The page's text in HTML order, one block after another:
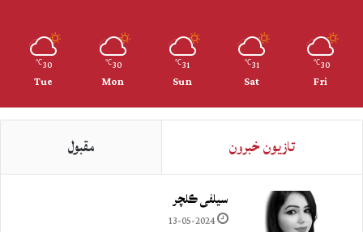
30
℃
Fri
31
℃
Sat
31
℃
Sun
30
℃
Mon
30
℃
Tue
تازيون خبرون مقبول
سيلفي ڪلچر
13-05-2024